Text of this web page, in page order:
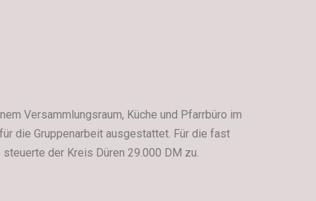
Versammlungsraum, Küche und Pfarrbüro im
die Gruppenarbeit ausgestattet. Für die fast
der Kreis Düren 29.000 DM zu.